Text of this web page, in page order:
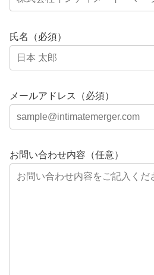
氏名（必須）
メールアドレス（必須）
お問い合わせ内容（任意）